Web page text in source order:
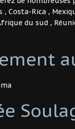
Costa-Rica ,
du sud ,